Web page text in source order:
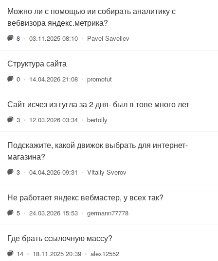
Можно ли с помощью ии собирать аналитику с
вебвизора яндекс.метрика?
8 • 03.11.2025 08:10 • Pavel Saveliev
Структура сайта
0 • 14.04.2026 21:08 • promotut
Сайт исчез из гугла за 2 дня- был в топе много лет
3 • 12.03.2026 03:34 • bertolly
Подскажите, какой движок выбрать для интернет-
магазина?
3 • 04.04.2026 09:31 • Vitaliy Sverov
Не работает яндекс вебмастер, у всех так?
5 • 24.03.2026 15:53 • germann77778
Где брать ссылочную массу?
14 • 18.11.2025 20:39 • alex12552